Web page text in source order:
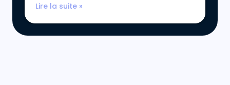
Lire la suite »